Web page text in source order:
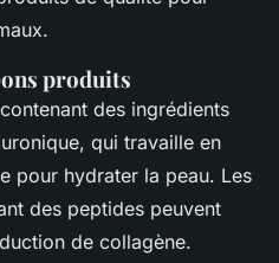
produits
des ingrédients
, qui travaille en
pour hydrater la peau. Les
des peptides peuvent
de collagène.